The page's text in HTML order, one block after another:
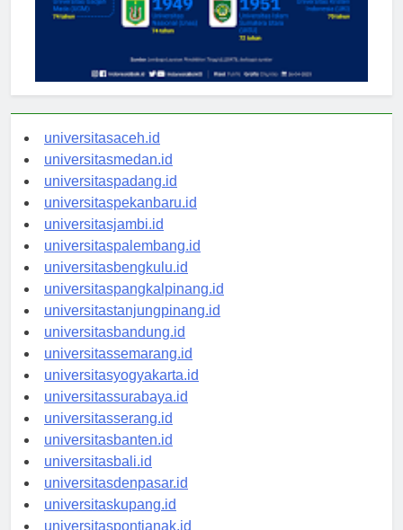
universitasaceh.id
universitasmedan.id
universitaspadang.id
universitaspekanbaru.id
universitasjambi.id
universitaspalembang.id
universitasbengkulu.id
universitaspangkalpinang.id
universitastanjungpinang.id
universitasbandung.id
universitassemarang.id
universitasyogyakarta.id
universitassurabaya.id
universitasserang.id
universitasbanten.id
universitasbali.id
universitasdenpasar.id
universitaskupang.id